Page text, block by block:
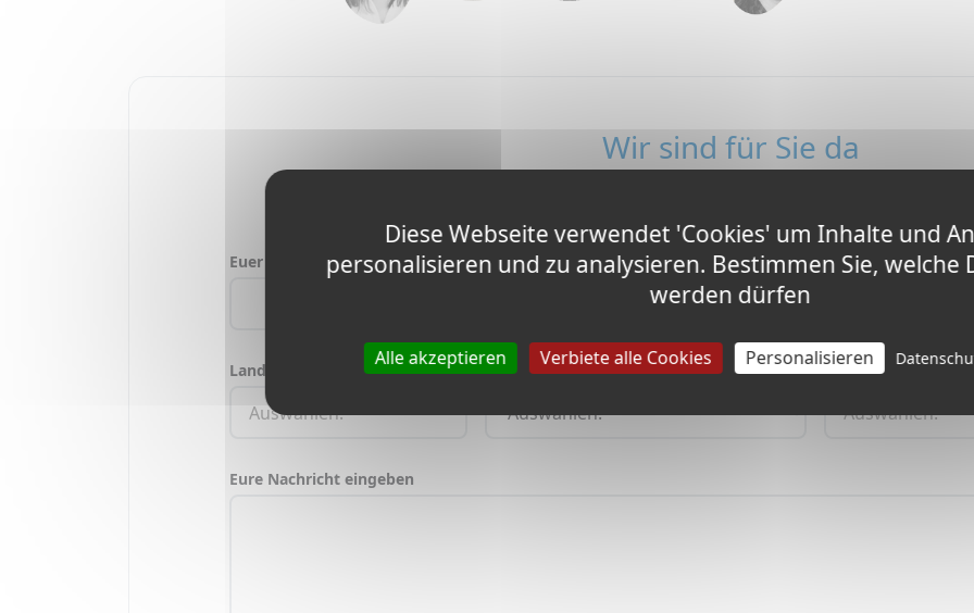
Wir sind für Sie da
Euer Name Eure E-Mail
Land, in dem ihr lebt Finde ein Programm Land von Interesse
Eure Nachricht eingeben
Diese Webseite verwendet 'Cookies' um Inhalte und
personalisieren und zu analysieren. Bestimmen Sie, welche
werden dürfen
Alle akzeptieren Verbiete alle Cookies Personalisieren